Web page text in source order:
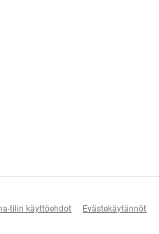
tilin käyttöehdot
Evästekäytännöt